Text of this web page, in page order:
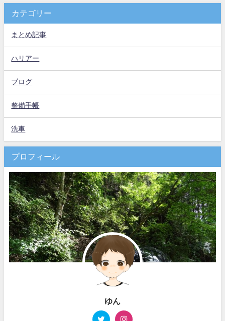
カテゴリー
まとめ記事
ハリアー
ブログ
整備手帳
洗車
プロフィール
ゆん